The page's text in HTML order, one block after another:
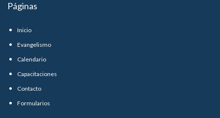
Páginas
Inicio
Evangelismo
Calendario
Capacitaciones
Contacto
Formularios